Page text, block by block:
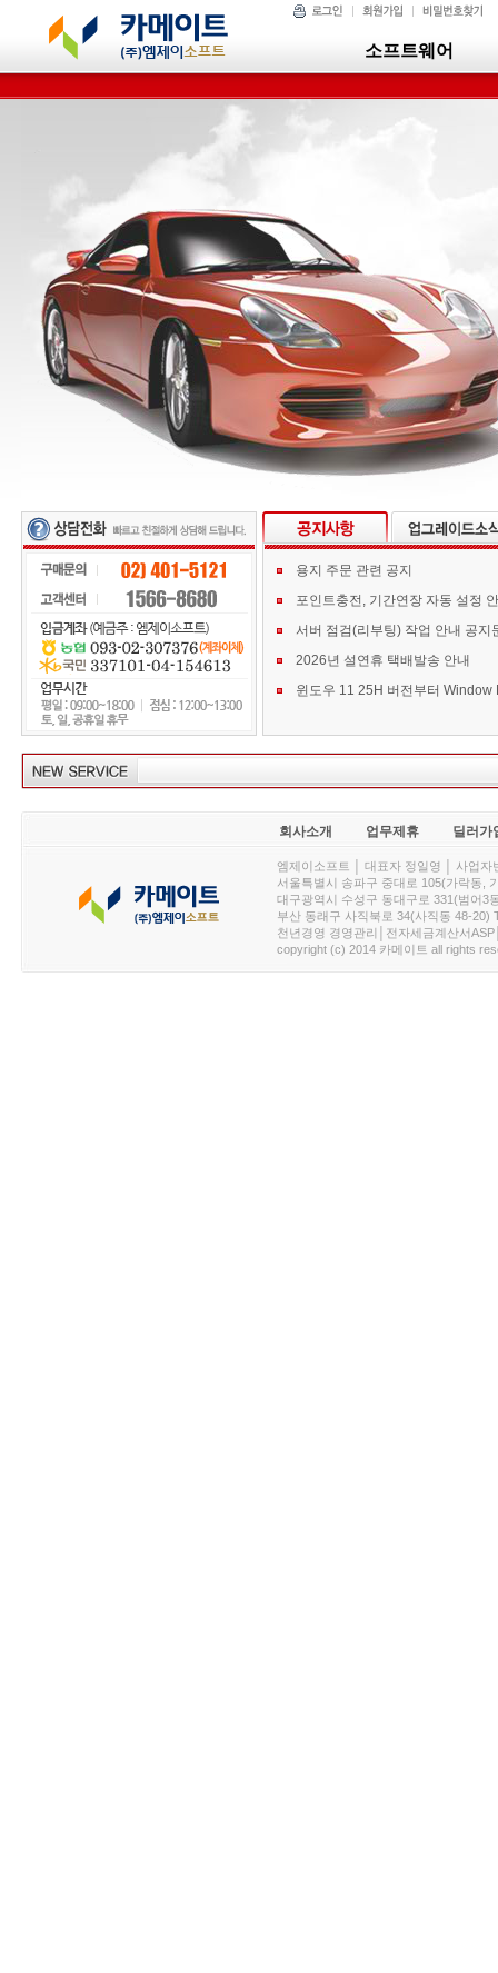
소프트웨어
용지 주문 관련 공지
포인트충전, 기간연장 자동 설정
서버 점검(리부팅) 작업 안내 공지
2026년 설연휴 택배발송 안내
회사소개 업무제휴 딜러가
엠제이소프트 │ 대표자 정일영 │ 사업
서울특별시 송파구 중대로 105(가락동,
대구광역시 수성구 동대구로 331(범어3
부산 동래구 사직북로 34(사직동 48-20)
천년경영 경영관리│전자세금계산서
copyright (c) 2014 카메이트 all rights